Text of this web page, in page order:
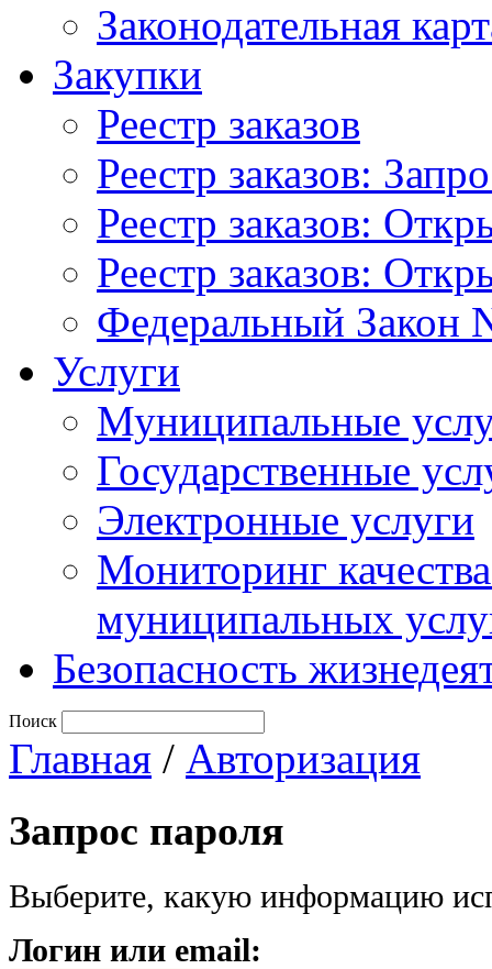
Законодательная
Закупки
Реестр заказов
Реестр заказов:
Реестр заказов:
Реестр заказов:
Федеральный Закон
Услуги
Муниципальные
Государственные
Электронные услуги
Мониторинг
муниципальных
Безопасность
Поиск
Главная / Авторизация
Запрос пароля
Выберите, какую информацию
Логин или email: